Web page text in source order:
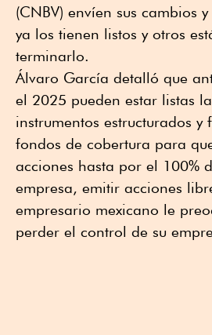
(CNBV) envíen sus cambios
ya los tienen listos y otros
terminarlo.
Álvaro García detalló que
el 2025 pueden estar listas
instrumentos estructurados y
fondos de cobertura para
acciones hasta por el 100%
empresa, emitir acciones
empresario mexicano le
perder el control de su